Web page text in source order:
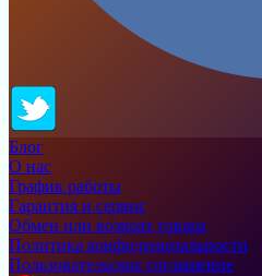
Блог
О нас
График работы
Гарантия и сервис
Обмен или возврат товара
Политика конфиденциальности
Пользовательское соглашение